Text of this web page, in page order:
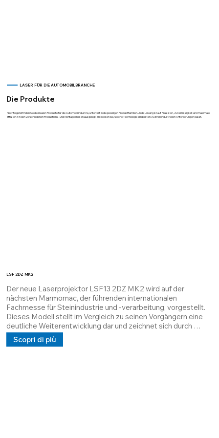
LASER FÜR DIE AUTOMOBILBRANCHE
Die Produkte
Nachfolgend finden Sie die idealen Produkte für die Automobilindustrie, unterteilt in die jeweiligen Produktfamilien. Jede Lösung ist auf Präzision, Zuverlässigkeit und maximale
Effizienz in den verschiedenen Produktions- und Montagephasen ausgelegt. Entdecken Sie, welche Technologie am besten zu Ihren industriellen Anforderungen passt.
LSF 2DZ MK2
Der neue Laserprojektor LSF13 2DZ MK2 wird auf der
nächsten Marmomac, der führenden internationalen
Fachmesse für Steinindustrie und -verarbeitung, vorgestellt.
Dieses Modell stellt im Vergleich zu seinen Vorgängern eine
deutliche Weiterentwicklung dar und zeichnet sich durch
verbesserte Leistung und innovative Funktionen aus. Die
Messe bietet Fachleuten und Unternehmen die Möglichkeit,
Scopri di più